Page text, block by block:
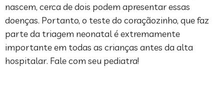
nascem, cerca de dois podem apresentar essas
doenças. Portanto, o teste do coraçãozinho, que faz
parte da triagem neonatal é extremamente
importante em todas as crianças antes da alta
hospitalar. Fale com seu pediatra!